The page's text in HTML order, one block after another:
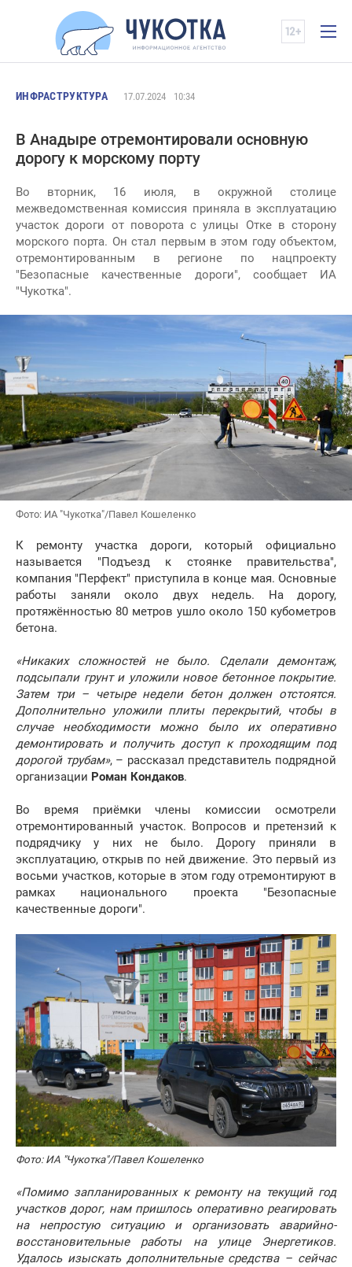
ИНФРАСТРУКТУРА 17.07.2024 10:34
В Анадыре отремонтировали основную
дорогу к морскому порту
Во вторник, 16 июля, в окружной столице
межведомственная комиссия приняла в эксплуатацию
участок дороги от поворота с улицы Отке в сторону
морского порта. Он стал первым в этом году объектом,
отремонтированным в регионе по нацпроекту
"Безопасные качественные дороги", сообщает ИА
"Чукотка".
Фото: ИА "Чукотка"/Павел Кошеленко
К ремонту участка дороги, который официально
называется "Подъезд к стоянке правительства",
компания "Перфект" приступила в конце мая. Основные
работы заняли около двух недель. На дорогу,
протяжённостью 80 метров ушло около 150 кубометров
бетона.
«Никаких сложностей не было. Сделали демонтаж,
подсыпали грунт и уложили новое бетонное покрытие.
Затем три – четыре недели бетон должен отстоятся.
Дополнительно уложили плиты перекрытий, чтобы в
случае необходимости можно было их оперативно
демонтировать и получить доступ к проходящим под
дорогой трубам», – рассказал представитель подрядной
организации Роман Кондаков.
Во время приёмки члены комиссии осмотрели
отремонтированный участок. Вопросов и претензий к
подрядчику у них не было. Дорогу приняли в
эксплуатацию, открыв по ней движение. Это первый из
восьми участков, которые в этом году отремонтируют в
рамках национального проекта "Безопасные
качественные дороги".
Фото: ИА "Чукотка"/Павел Кошеленко
«Помимо запланированных к ремонту на текущий год
участков дорог, нам пришлось оперативно реагировать
на непростую ситуацию и организовать аварийно-
восстановительные работы на улице Энергетиков.
Удалось изыскать дополнительные средства – сейчас